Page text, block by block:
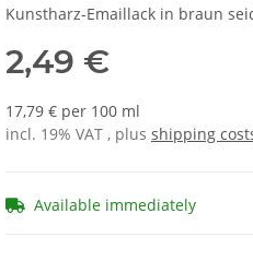
Kunstharz-Emaillack in braun
2,49 €
17,79 € per 100 ml
incl. 19% VAT , plus shipping
Available immediately